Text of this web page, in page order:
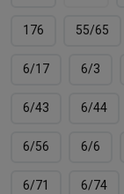
176 55/65
6/17 6/3
6/43 6/44
6/56 6/6
6/71 6/74